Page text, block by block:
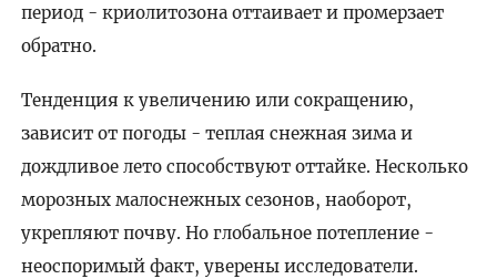
период - криолитозона оттаивает и промерзает
обратно.
Тенденция к увеличению или сокращению,
зависит от погоды - теплая снежная зима и
дождливое лето способствуют оттайке. Несколько
морозных малоснежных сезонов, наоборот,
укрепляют почву. Но глобальное потепление -
неоспоримый факт, уверены исследователи.